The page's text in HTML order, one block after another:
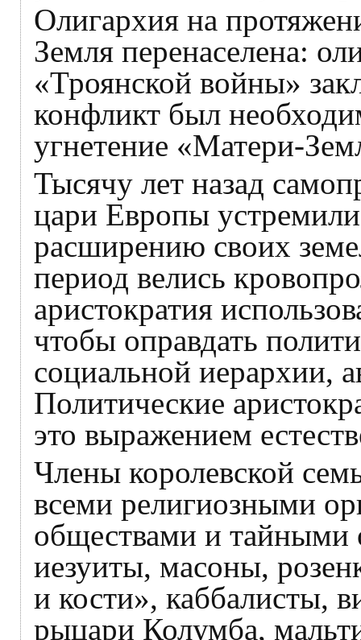
Олигархия на
Земля перенаселена:
«Троянской войны»
конфликт был
угнетение «Матери-
Тысячу лет назад
цари Европы
расширению своих
период велись
аристократия
чтобы оправдать
социальной иерархии,
Политические
это выражением
Члены королевской
всеми религиозными
обществами и тайными
иезуиты, масоны,
и кости», каббалисты,
рыцари Колумба,